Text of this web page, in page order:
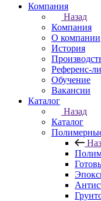
Компания
Назад
Компания
О компании
История
Референс-
Обучение
Вакансии
Каталог
Назад
Каталог